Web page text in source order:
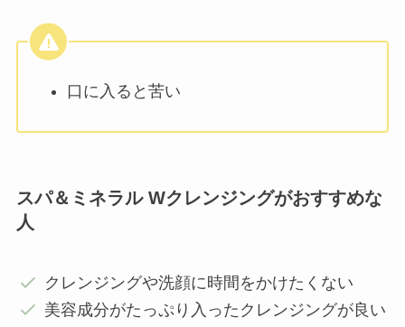
口に入ると苦い
スパ＆ミネラル Wクレンジングがおすすめな
人
クレンジングや洗顔に時間をかけたくない
美容成分がたっぷり入ったクレンジングが良い